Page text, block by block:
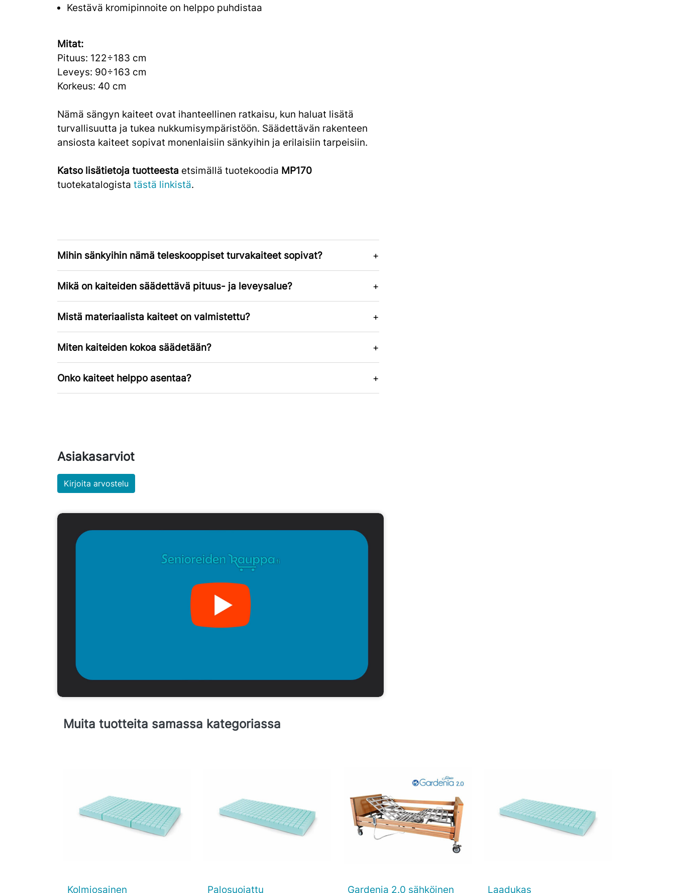
Kestävä kromipinnoite on helppo puhdistaa
Mitat:
Pituus: 122÷183 cm
Leveys: 90÷163 cm
Korkeus: 40 cm
Nämä sängyn kaiteet ovat ihanteellinen ratkaisu, kun haluat lisätä
turvallisuutta ja tukea nukkumisympäristöön. Säädettävän rakenteen
ansiosta kaiteet sopivat monenlaisiin sänkyihin ja erilaisiin tarpeisiin.
Katso lisätietoja tuotteesta etsimällä tuotekoodia MP170
tuotekatalogista tästä linkistä.
Mihin sänkyihin nämä teleskooppiset turvakaiteet sopivat?
Mikä on kaiteiden säädettävä pituus- ja leveysalue?
Mistä materiaalista kaiteet on valmistettu?
Miten kaiteiden kokoa säädetään?
Onko kaiteet helppo asentaa?
Asiakasarviot
Kirjoita arvostelu
Muita tuotteita samassa kategoriassa
Kolmiosainen Palosuojattu Gardenia 2.0 sähköinen Laadukas